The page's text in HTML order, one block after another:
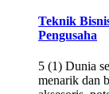
Teknik
Pengusaha
5 (1) Dunia
menarik dan